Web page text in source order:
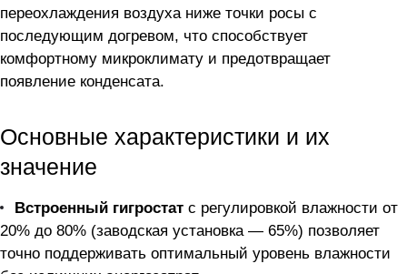
переохлаждения воздуха ниже точки росы с
последующим догревом, что способствует
комфортному микроклимату и предотвращает
появление конденсата.
Основные характеристики и их
значение
Встроенный гигростат с регулировкой влажности от
20% до 80% (заводская установка — 65%) позволяет
точно поддерживать оптимальный уровень влажности